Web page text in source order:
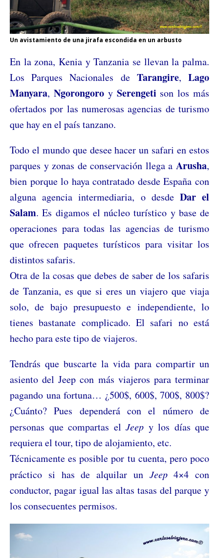
Un avistamiento de una jirafa escondida en un arbusto
En la zona, Kenia y Tanzania se llevan la palma.
Los Parques Nacionales de Tarangire,Lago
Manyara, Ngorongoroy Serengeti son los más
ofertados por las numerosas agencias de turismo
que hay en el país tanzano.
Todo el mundo que desee hacer un safari en estos
parques y zonas de conservación llega a Arusha,
bien porque lo haya contratado desde España con
alguna agencia intermediaria, o desde Dar el
Salam. Es digamos el núcleo turístico y base de
operaciones para todas las agencias de turismo
que ofrecen paquetes turísticos para visitar los
distintos safaris.
Otra de la cosas que debes de saber de los safaris
de Tanzania, es que si eres un viajero que viaja
solo, de bajo presupuesto e independiente, lo
tienes bastanate complicado. El safari no está
hecho para este tipo de viajeros.
Tendrás que buscarte la vida para compartir un
asiento del Jeep con más viajeros para terminar
pagando una fortuna… ¿500$, 600$, 700$, 800$?
¿Cuánto? Pues dependerá con el número de
personas que compartas el Jeep y los días que
requiera el tour, tipo de alojamiento, etc.
Técnicamente es posible por tu cuenta, pero poco
práctico si has de alquilar un Jeep4×4 con
conductor, pagar igual las altas tasas del parque y
los consecuentes permisos.